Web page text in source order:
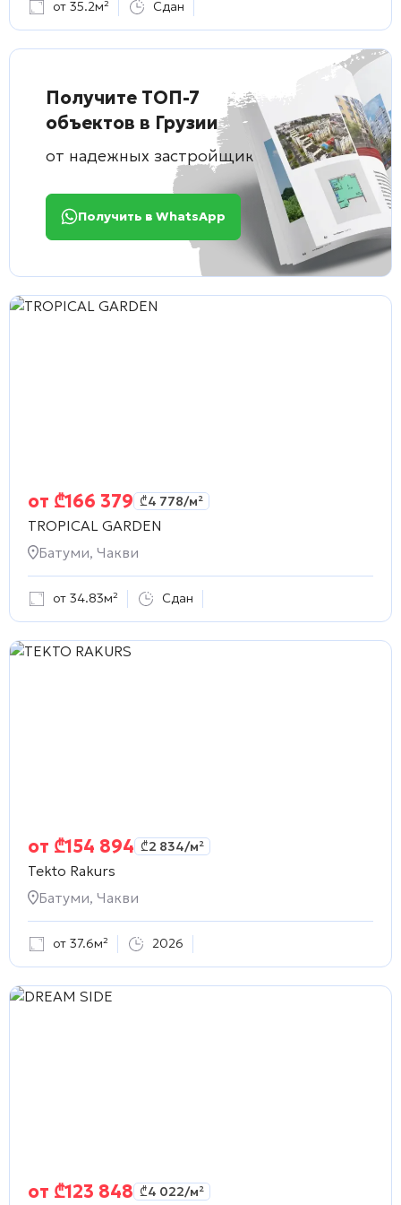
от 35.2м² Сдан
Получите ТОП-7
объектов в Грузии
от надежных застройщиков
Получить в WhatsApp
от ₾166 379 ₾4 778/м²
TROPICAL GARDEN
Батуми, Чакви
от 34.83м² Сдан
от ₾154 894 ₾2 834/м²
Tekto Rakurs
Батуми, Чакви
от 37.6м² 2026
от ₾123 848 ₾4 022/м²